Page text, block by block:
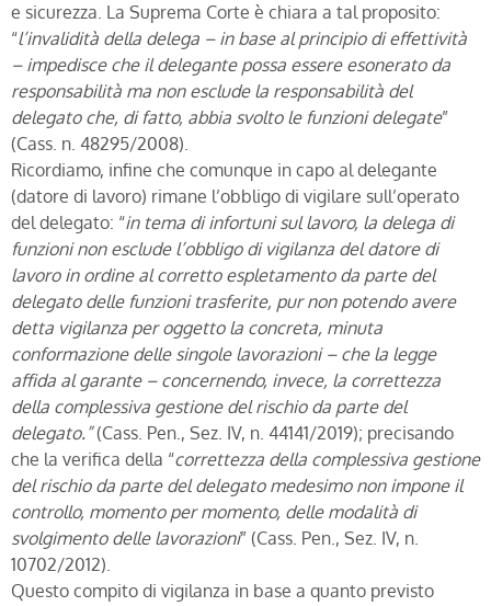
e sicurezza. La Suprema Corte è chiara a tal proposito:
“l’invalidità della delega – in base al principio di effettività
– impedisce che il delegante possa essere esonerato da
responsabilità ma non esclude la responsabilità del
delegato che, di fatto, abbia svolto le funzioni delegate”
(Cass. n. 48295/2008).
Ricordiamo, infine che comunque in capo al delegante
(datore di lavoro) rimane l’obbligo di vigilare sull’operato
del delegato: “in tema di infortuni sul lavoro, la delega di
funzioni non esclude l’obbligo di vigilanza del datore di
lavoro in ordine al corretto espletamento da parte del
delegato delle funzioni trasferite, pur non potendo avere
detta vigilanza per oggetto la concreta, minuta
conformazione delle singole lavorazioni – che la legge
affida al garante – concernendo, invece, la correttezza
della complessiva gestione del rischio da parte del
delegato.”(Cass. Pen., Sez. IV, n. 44141/2019); precisando
che la verifica della “correttezza della complessiva gestione
del rischio da parte del delegato medesimo non impone il
controllo, momento per momento, delle modalità di
svolgimento delle lavorazioni” (Cass. Pen., Sez. IV, n.
10702/2012).
Questo compito di vigilanza in base a quanto previsto